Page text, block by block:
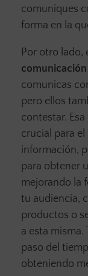
comuniques
forma en la
Por otro lado,
comunicas
pero ellos
contestar.
crucial para
información,
para obtener
mejorando la
tu audiencia,
productos o
a esta misma.
paso del
obteniendo